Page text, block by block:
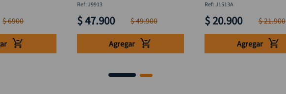
$6900
: J9913
$47.900 $49.900
Agregar
:J1513A
$ 20.900 $21.900
Agregar